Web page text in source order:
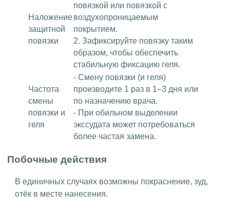
Наложение
защитной
повязки
повязкой или повязкой с
воздухопроницаемым
покрытием.
2. Зафиксируйте повязку таким
образом, чтобы обеспечить
стабильную фиксацию геля.
Частота
смены
повязки и
геля
- Смену повязки (и геля)
производите 1 раз в 1–3 дня или
по назначению врача.
- При обильном выделении
экссудата может потребоваться
более частая замена.
Побочные действия
В единичных случаях возможны покраснение, зуд,
отёк в месте нанесения.